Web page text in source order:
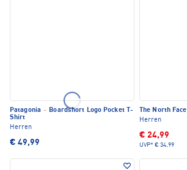
Patagonia · Boardshort Logo Pocket T-
Shirt
Herren
€ 49,99
The North Face
Herren
€ 24,99
UVP* € 34,99